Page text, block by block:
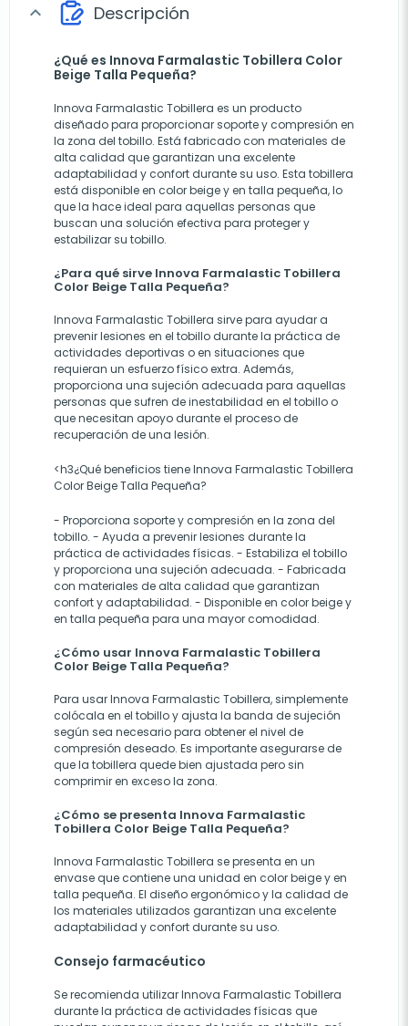
expand_more Descripción
¿Qué es Innova Farmalastic Tobillera Color
Beige Talla Pequeña?
Innova Farmalastic Tobillera es un producto
diseñado para proporcionar soporte y compresión en
la zona del tobillo. Está fabricado con materiales de
alta calidad que garantizan una excelente
adaptabilidad y confort durante su uso. Esta tobillera
está disponible en color beige y en talla pequeña, lo
que la hace ideal para aquellas personas que
buscan una solución efectiva para proteger y
estabilizar su tobillo.
¿Para qué sirve Innova Farmalastic Tobillera
Color Beige Talla Pequeña?
Innova Farmalastic Tobillera sirve para ayudar a
prevenir lesiones en el tobillo durante la práctica de
actividades deportivas o en situaciones que
requieran un esfuerzo físico extra. Además,
proporciona una sujeción adecuada para aquellas
personas que sufren de inestabilidad en el tobillo o
que necesitan apoyo durante el proceso de
recuperación de una lesión.
<h3¿Qué beneficios tiene Innova Farmalastic Tobillera
Color Beige Talla Pequeña?
- Proporciona soporte y compresión en la zona del
tobillo. - Ayuda a prevenir lesiones durante la
práctica de actividades físicas. - Estabiliza el tobillo
y proporciona una sujeción adecuada. - Fabricada
con materiales de alta calidad que garantizan
confort y adaptabilidad. - Disponible en color beige y
en talla pequeña para una mayor comodidad.
¿Cómo usar Innova Farmalastic Tobillera
Color Beige Talla Pequeña?
Para usar Innova Farmalastic Tobillera, simplemente
colócala en el tobillo y ajusta la banda de sujeción
según sea necesario para obtener el nivel de
compresión deseado. Es importante asegurarse de
que la tobillera quede bien ajustada pero sin
comprimir en exceso la zona.
¿Cómo se presenta Innova Farmalastic
Tobillera Color Beige Talla Pequeña?
Innova Farmalastic Tobillera se presenta en un
envase que contiene una unidad en color beige y en
talla pequeña. El diseño ergonómico y la calidad de
los materiales utilizados garantizan una excelente
adaptabilidad y confort durante su uso.
Consejo farmacéutico
Se recomienda utilizar Innova Farmalastic Tobillera
durante la práctica de actividades físicas que